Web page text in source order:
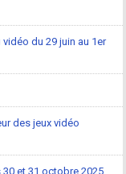
vidéo du 29 juin au 1er
des jeux vidéo
30 et 31 octobre 2025